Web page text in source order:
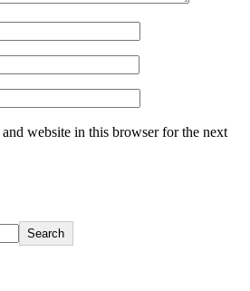
website in this browser for the next
Search